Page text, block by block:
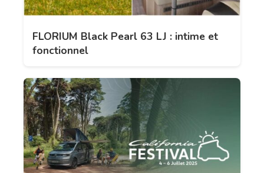
FLORIUM Black Pearl 63 LJ : intime et
fonctionnel